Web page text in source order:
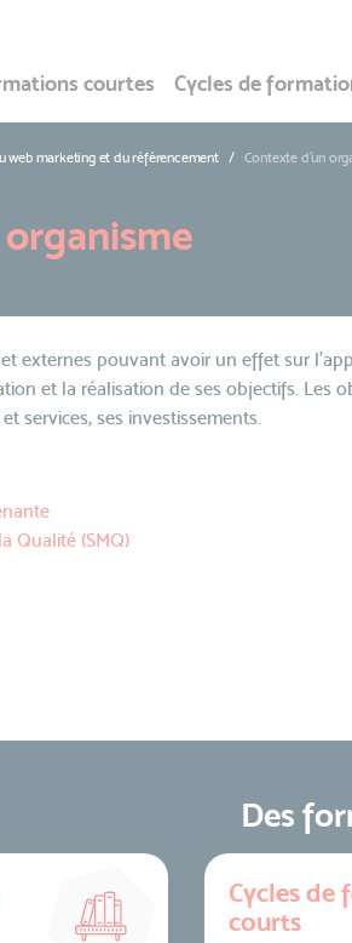
courtes Cycles de
web marketing et du référencement Contexte d’un
externes pouvant avoir un effet sur
et la réalisation de ses objectifs. Les
services, ses investissements.
Qualité (SMQ)
Des
Cycles de
courts